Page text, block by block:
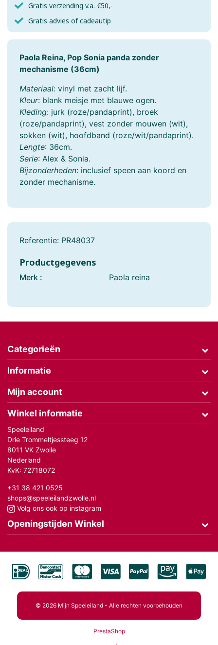
Gratis verzending v.a. €50,-
Gratis advies of cadeautip
Paola Reina, Pop Sonia panda zonder
mechanisme (36cm)
Materiaal: vinyl met zacht lijf.
Kleur: blank meisje met blauwe ogen.
Kleding: jurk (roze/pandaprint), broek
(roze/pandaprint), vest zonder mouwen (wit),
sokken (wit), hoofdband (roze/wit/pandaprint).
Lengte: 36cm.
Serie: Alex & Sonia.
Bijzonderheden: inclusief speen aan koord en
zonder mechanisme.
Referentie: PR48037
Productgegevens
Merk : Paola reina
Categorieën
Informatie
Mijn account
Winkel informatie
Speeleiland
Drie Trommeltjessteeg 12
8011 VK Zwolle
Nederland
KvK: 72718072
+31 38 421 0525
shops@speeleilandzwolle.nl
Volg ons ook op instagram
Openingstijden Winkel
© 2026 Mijn Speeleiland - Alle rechten voorbehouden
PrestaShop